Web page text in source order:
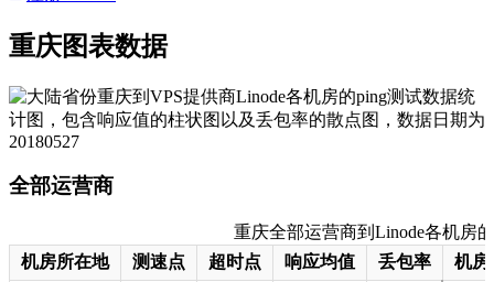
重庆图表数据
全部运营商
重庆全部运营商到Linode各机房
机房所在地
测速点 超时点 响应均值 丢包率
机房